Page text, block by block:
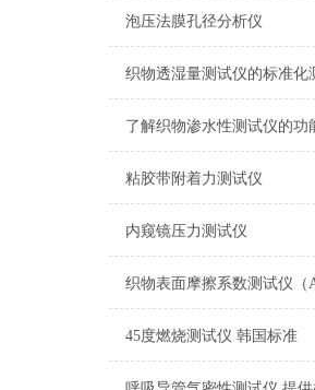
泡压法膜孔径分析仪
粘胶带附着力测试仪
内窥镜压力测试仪
45度燃烧测试仪 韩国标准